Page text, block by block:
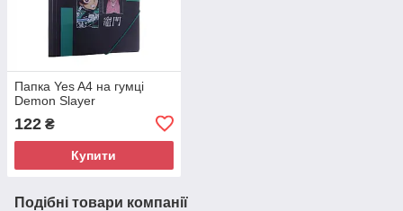
Папка Yes A4 на гумці
Demon Slayer
122 ₴
Купити
Подібні товари компанії